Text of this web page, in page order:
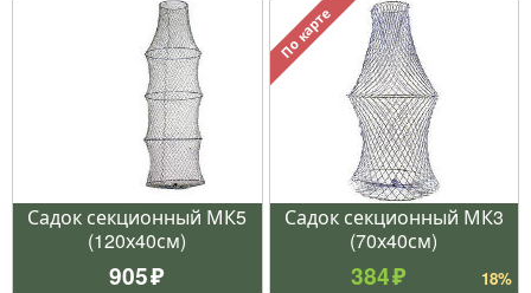
Садок секционный МК5
(120х40см)
905
По карте
Садок секционный МК3
(70х40см)
384 18%